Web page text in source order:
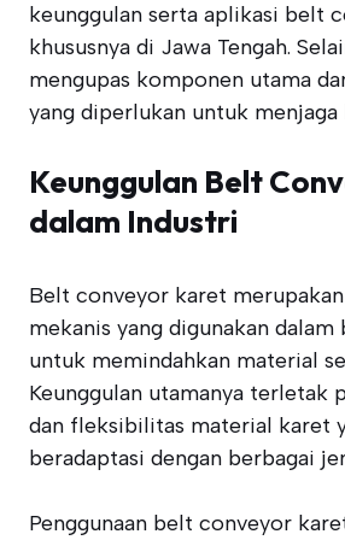
keunggulan serta aplikasi belt
khususnya di Jawa Tengah.
mengupas komponen utama
yang diperlukan untuk
Keunggulan Belt
dalam Industri
Belt conveyor karet
mekanis yang digunakan
untuk memindahkan material
Keunggulan utamanya terletak
dan fleksibilitas material karet
beradaptasi dengan berbagai
Penggunaan belt conveyor